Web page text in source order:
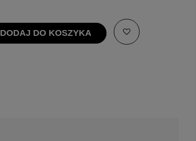
DODAJ DO KOSZYKA